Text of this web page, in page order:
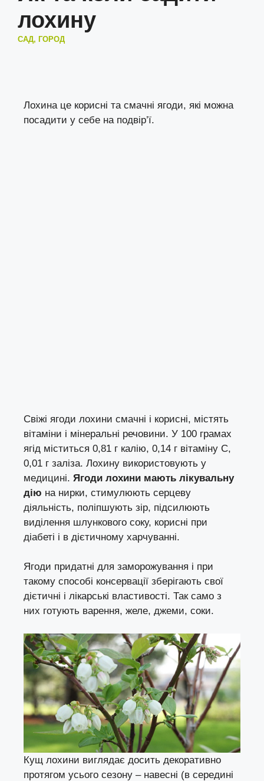
лохину
САД, ГОРОД
Лохина це корисні та смачні ягоди, які можна
посадити у себе на подвір’ї.
Свіжі ягоди лохини смачні і корисні, містять
вітаміни і мінеральні речовини. У 100 грамах
ягід міститься 0,81 г калію, 0,14 г вітаміну С,
0,01 г заліза. Лохину використовують у
медицині. Ягоди лохини мають лікувальну
дію на нирки, стимулюють серцеву
діяльність, поліпшують зір, підсилюють
виділення шлункового соку, корисні при
діабеті і в дієтичному харчуванні.
Ягоди придатні для заморожування і при
такому способі консервації зберігають свої
дієтичні і лікарські властивості. Так само з
них готують варення, желе, джеми, соки.
Кущ лохини виглядає досить декоративно
протягом усього сезону – навесні (в середині